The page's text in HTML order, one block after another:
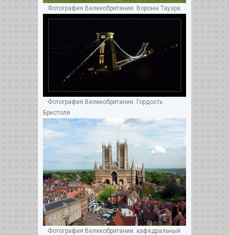
Фотография Великобритании. Вороны Тауэра
Фотография Великобритании. Гордость
Бристоля
Фотография Великобритании. кафедральный